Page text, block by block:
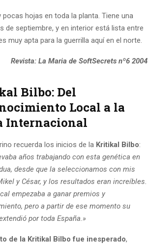
hojas en toda la planta. Tiene una
de septiembre, y en interior está lista entre
muy apta para la guerrilla aquí en el norte.
Revista: La Maria de SoftSecrets nº6 2004
Bilbo: Del
Local a la
Internacional
recuerda los inicios de la Kritikal Bilbo:
años trabajando con esta genética en
desde que la seleccionamos con mis
y César, y los resultados eran increíbles.
empezaba a ganar premios y
pero a partir de ese momento su
por toda España.»
de la Kritikal Bilbo fue inesperado,